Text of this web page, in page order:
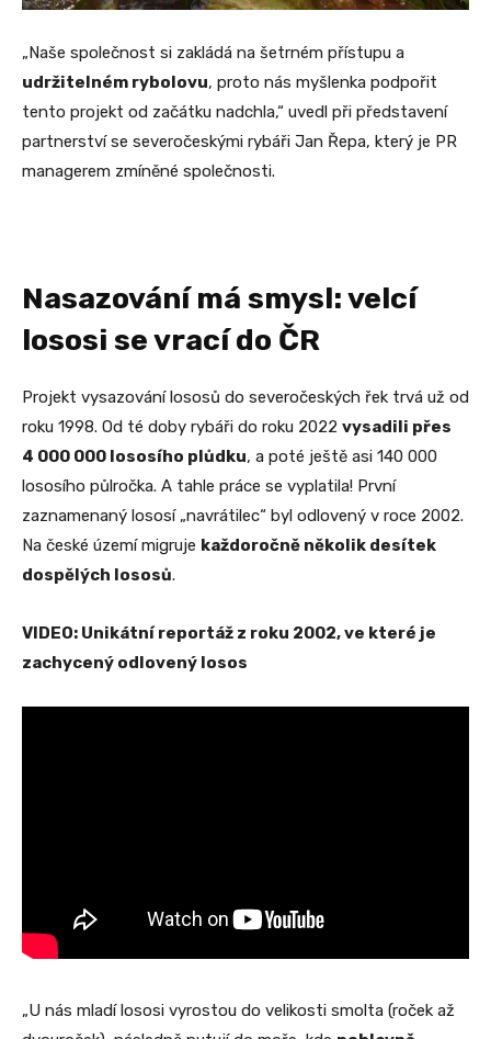
„Naše společnost si zakládá na šetrném přístupu a
udržitelném rybolovu, proto nás myšlenka podpořit
tento projekt od začátku nadchla,“ uvedl při představení
partnerství se severočeskými rybáři Jan Řepa, který je PR
managerem zmíněné společnosti.
Nasazování má smysl: velcí
lososi se vrací do ČR
Projekt vysazování lososů do severočeských řek trvá už od
roku 1998. Od té doby rybáři do roku 2022 vysadili přes
4 000 000 lososího plůdku, a poté ještě asi 140 000
lososího půlročka. A tahle práce se vyplatila! První
zaznamenaný lososí „navrátilec“ byl odlovený v roce 2002.
Na české území migruje každoročně několik desítek
dospělých lososů.
VIDEO: Unikátní reportáž z roku 2002, ve které je
zachycený odlovený losos
„U nás mladí lososi vyrostou do velikosti smolta (roček až